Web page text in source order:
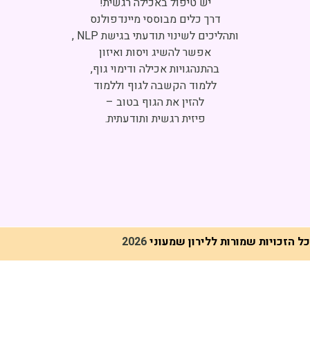
Click to accept marketing cookies and
enable this content